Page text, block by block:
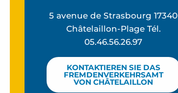
5 avenue de Strasbourg 17340
Châtelaillon-Plage Tél.
05.46.56.26.97
KONTAKTIEREN SIE DAS
FREMDENVERKEHRSAMT
VON CHÂTELAILLON